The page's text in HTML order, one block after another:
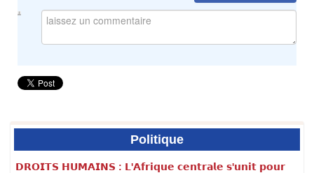
Politique
𝗗𝗥𝗢𝗜𝗧𝗦 𝗛𝗨𝗠𝗔𝗜𝗡𝗦 : 𝗟'𝗔𝗳𝗿𝗶𝗾𝘂𝗲 𝗰𝗲𝗻𝘁𝗿𝗮𝗹𝗲 𝘀'𝘂𝗻𝗶𝘁 𝗽𝗼𝘂𝗿